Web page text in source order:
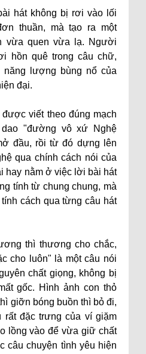
hát không bị rơi vào lối
thuần, mà tạo ra một
vừa quen vừa lạ. Người
hồn quê trong câu chữ,
lượng bùng nổ của
đại.
viết theo đúng mạch
"đường vô xứ Nghệ
đầu, rồi từ đó dựng lên
qua chính cách nói của
hay nằm ở việc lời bài hát
tính từ chung chung, mà
cách qua từng câu hát
thì thương cho chắc,
cho luôn" là một câu nói
chất giọng, không bị
gốc. Hình ảnh con thỏ
giỡn bóng buồn thì bỏ đi,
rất đặc trưng của ví giặm
lồng vào để vừa giữ chất
câu chuyện tình yêu hiện